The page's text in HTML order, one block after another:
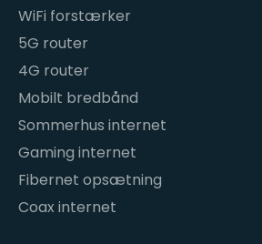
WiFi forstærker
5G router
4G router
Mobilt bredbånd
Sommerhus internet
Gaming internet
Fibernet opsætning
Coax internet